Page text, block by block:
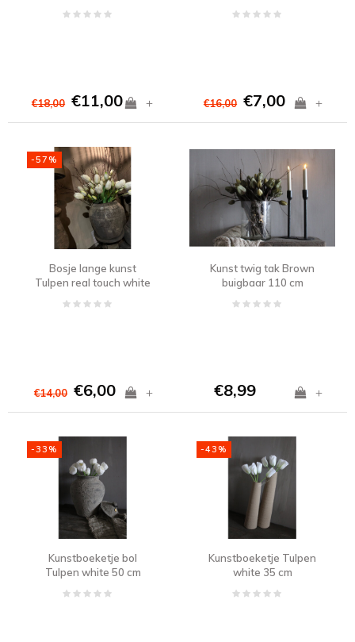
€18,00 €11,00 + €16,00 €7,00 +
-57%
Bosje lange kunst
Tulpen real touch white
€14,00 €6,00 +
Kunst twig tak Brown
buigbaar 110 cm
€8,99 +
-33%
Kunstboeketje bol
Tulpen white 50 cm
-43%
Kunstboeketje Tulpen
white 35 cm